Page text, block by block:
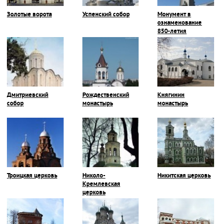
Золотые ворота Успенский собор
Монумент в
ознаменование
850-летия
Владимира
Дмитриевский
собор
Рождественский
монастырь
Княгинин
монастырь
Троицкая церковь
Николо-
Кремлевская
церковь
Никитская церковь